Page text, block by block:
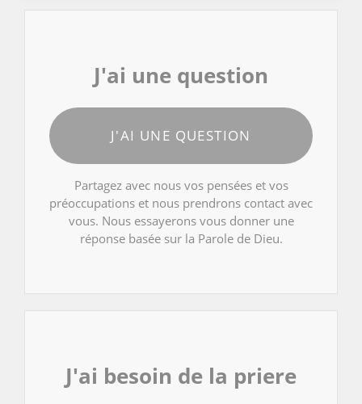
J'ai une question
J'AI UNE QUESTION
Partagez avec nous vos pensées et vos
préoccupations et nous prendrons contact avec
vous. Nous essayerons vous donner une
réponse basée sur la Parole de Dieu.
J'ai besoin de la priere